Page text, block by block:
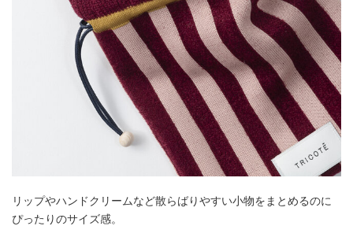
リップやハンドクリームなど散らばりやすい小物をまとめるのに
ぴったりのサイズ感。